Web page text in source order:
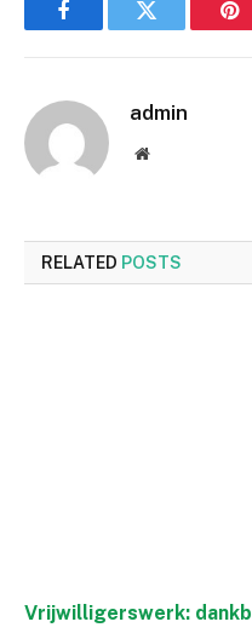
FacebookTwitter
admin
Website
RELATED POSTS
Vrijwilligerswerk: